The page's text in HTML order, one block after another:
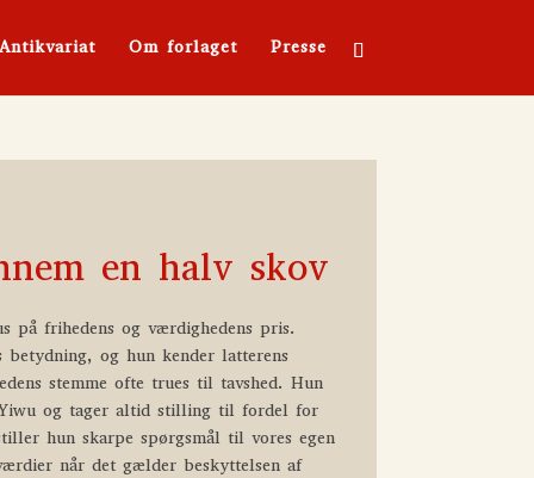
Antikvariat Om forlaget Presse
en halv skov
på frihedens og værdighedens pris.
og hun kender latterens
stemme ofte trues til tavshed. Hun
og tager altid stilling til fordel for
hun skarpe spørgsmål til vores egen
når det gælder beskyttelsen af